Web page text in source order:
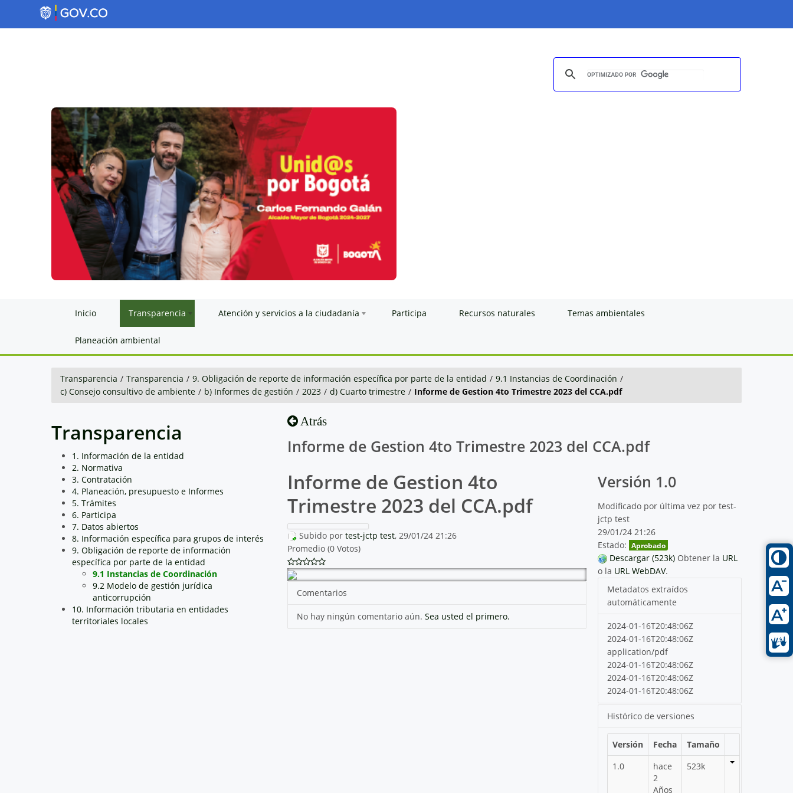
Inicio Transparencia Atención y servicios a la ciudadanía Participa Recursos naturales Temas ambientales
Planeación ambiental
Transparencia / Transparencia / 9. Obligación de reporte de información específica por parte de la entidad / 9.1 Instancias de Coordinación /
c) Consejo consultivo de ambiente / b) Informes de gestión / 2023 / d) Cuarto trimestre / Informe de Gestion 4to Trimestre 2023 del CCA.pdf
Transparencia
1. Información de la entidad
2. Normativa
3. Contratación
4. Planeación, presupuesto e Informes
5. Trámites
6. Participa
7. Datos abiertos
8. Información específica para grupos de interés
9. Obligación de reporte de información
específica por parte de la entidad
9.1 Instancias de Coordinación
9.2 Modelo de gestión jurídica
anticorrupción
10. Información tributaria en entidades
territoriales locales
Atrás
Informe de Gestion 4to Trimestre 2023 del CCA.pdf
Informe de Gestion 4to
Trimestre 2023 del CCA.pdf
Subido por test-jctp test, 29/01/24 21:26
Promedio (0 Votos)
Comentarios
No hay ningún comentario aún. Sea usted el primero.
Versión 1.0
Modificado por última vez por test-
jctp test
29/01/24 21:26
Estado: Aprobado
Descargar (523k) Obtener la URL
o la URL WebDAV.
Metadatos extraídos
automáticamente
2024-01-16T20:48:06Z
2024-01-16T20:48:06Z
application/pdf
2024-01-16T20:48:06Z
2024-01-16T20:48:06Z
2024-01-16T20:48:06Z
Histórico de versiones
Versión Fecha
Tamaño
1.0
hace
2
Años
523k